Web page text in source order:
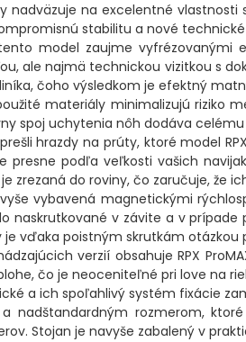
nadväzuje na excelentné
stabilitu a nové
model zaujme vyfrézovanými
ale najmä technickou vizitkou s
čoho výsledkom je efektný
materiály minimalizujú riziko
spoj uchytenia nôh dodáva
hrazdy na prúty, ktoré model
presne podľa veľkosti vašich
zrezaná do roviny, čo zaručuje, že
vybavená magnetickými
naskrutkované v závite a v
vďaka poistným skrutkám otázkou
verzií obsahuje RPX
čo je neoceniteľné pri love na
a ich spoľahlivý systém fixácie
a nadštandardným rozmerom,
Stojan je navyše zabalený v